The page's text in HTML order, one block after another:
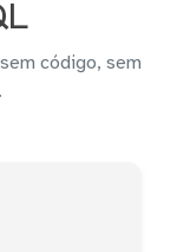
código, sem